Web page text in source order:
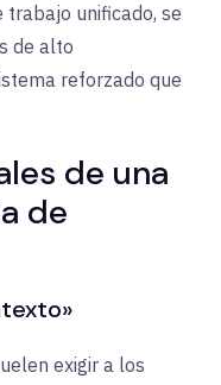
trabajo unificado, se
de alto
reforzado que
de una
de
exigir a los